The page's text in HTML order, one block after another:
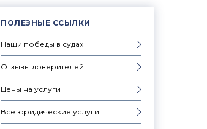
ПОЛЕЗНЫЕ ССЫЛКИ
Наши победы в судах
Отзывы доверителей
Цены на услуги
Все юридические услуги